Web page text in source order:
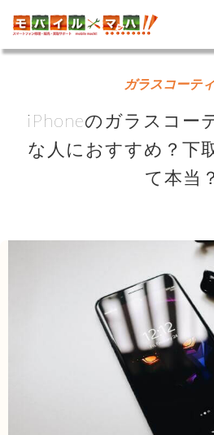
ガラスコーテ
iPhoneのガラスコー
な人におすすめ？下
て本当？